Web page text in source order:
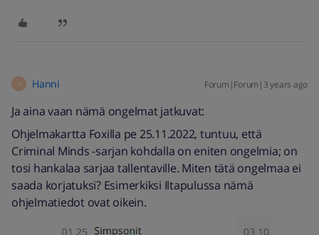
H Hanni Forum|Forum|3 years ago
Ja aina vaan nämä ongelmat jatkuvat:
Ohjelmakartta Foxilla pe 25.11.2022, tuntuu, että
Criminal Minds -sarjan kohdalla on eniten ongelmia; on
tosi hankalaa sarjaa tallentaville. Miten tätä ongelmaa ei
saada korjatuksi? Esimerkiksi Iltapulussa nämä
ohjelmatiedot ovat oikein.